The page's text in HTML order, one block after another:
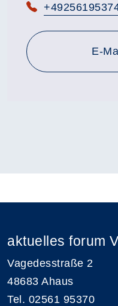
Telefon:
E-
aktuelles forum
Vagedesstraße 2
48683 Ahaus
Tel. 02561 95370